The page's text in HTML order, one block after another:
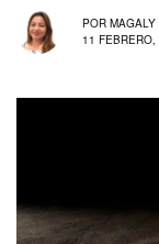
POR MAGALY
11 FEBRERO,